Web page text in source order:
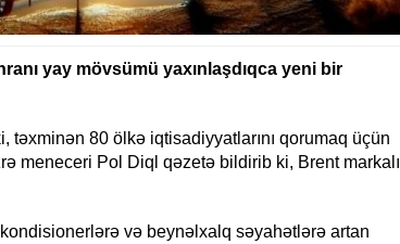
yay mövsümü yaxınlaşdıqca yeni bir
təxminən 80 ölkə iqtisadiyyatlarını qorumaq üçün
meneceri Pol Diql qəzetə bildirib ki, Brent markalı
və beynəlxalq səyahətlərə artan